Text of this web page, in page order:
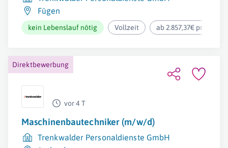
Fügen
kein Lebenslauf nötig Vollzeit ab 2.857,37€ pro
Direktbewerbung
vor 4 T
Maschinenbautechniker (m/w/d)
Trenkwalder Personaldienste GmbH